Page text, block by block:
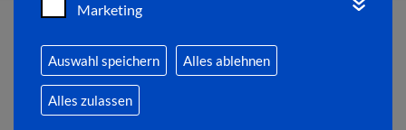
Marketing
Auswahl speichern Alles ablehnen
Alles zulassen